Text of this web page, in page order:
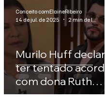
Murilo Huff declara
ter tentado acordo
com dona Ruth
antes de processo
Conceito comElaineRibeiro
14 de jul. de 2025
2 min de leitura